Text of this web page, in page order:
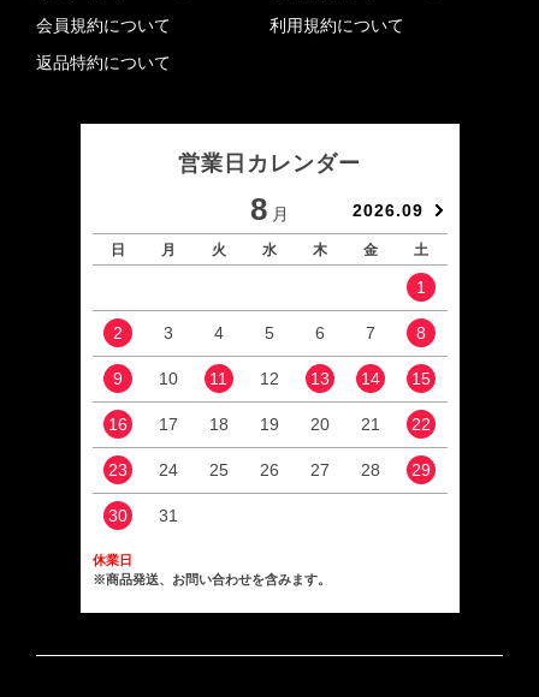
会員規約について
返品特約について
利用規約について
営業日カレンダー
8 月 2026.09
日 月 火 水 木 金 土
1
2 3 4 5 6 7 8
9 10 11 12 13 14 15
16 17 18 19 20 21 22
23 24 25 26 27 28 29
30 31
休業日
※商品発送、お問い合わせを含みます。